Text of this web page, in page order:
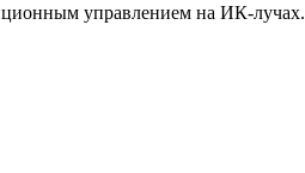
управлением на ИК-лучах.